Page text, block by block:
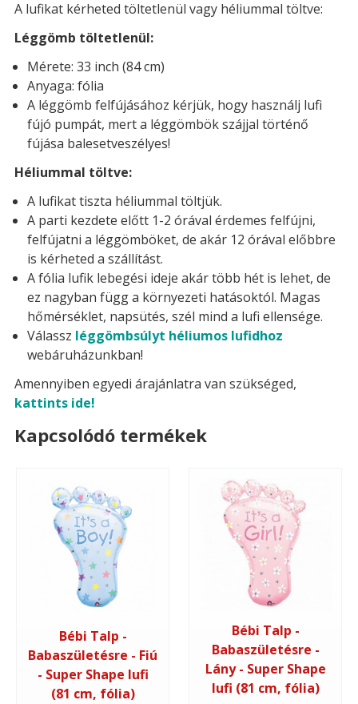
A lufikat kérheted töltetlenül vagy héliummal töltve:
Léggömb töltetlenül:
Mérete: 33 inch (84 cm)
Anyaga: fólia
A léggömb felfújásához kérjük, hogy használj lufi
fújó pumpát, mert a léggömbök szájjal történő
fújása balesetveszélyes!
Héliummal töltve:
A lufikat tiszta héliummal töltjük.
A parti kezdete előtt 1-2 órával érdemes felfújni,
felfújatni a léggömböket, de akár 12 órával előbbre
is kérheted a szállítást.
A fólia lufik lebegési ideje akár több hét is lehet, de
ez nagyban függ a környezeti hatásoktól. Magas
hőmérséklet, napsütés, szél mind a lufi ellensége.
Válassz léggömbsúlyt héliumos lufidhoz
webáruházunkban!
Amennyiben egyedi árajánlatra van szükséged,
kattints ide!
Kapcsolódó termékek
Bébi Talp -
Babaszületésre - Fiú
- Super Shape lufi
(81 cm, fólia)
Bébi Talp -
Babaszületésre -
Lány - Super Shape
lufi (81 cm, fólia)